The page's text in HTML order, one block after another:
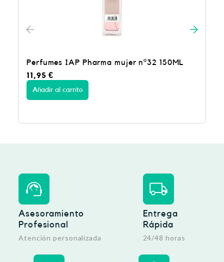
mujer nº32 150ML
Perfumes IAP Pharma
Asesoramiento
Profesional
Atención personalizada
Entrega
Rápida
24/48 horas